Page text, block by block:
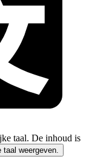
taal. De inhoud is
taal weergeven.